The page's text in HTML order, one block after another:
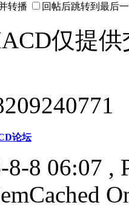
转播 回帖后跳转到最后
仅提
论坛
8-8 06:07 ,